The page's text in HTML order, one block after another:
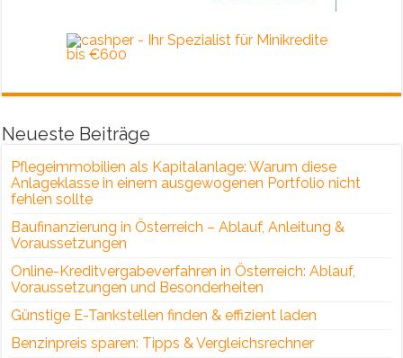
Neueste Beiträge
Pflegeimmobilien als Kapitalanlage: Warum diese
Anlageklasse in einem ausgewogenen Portfolio nicht
fehlen sollte
Baufinanzierung in Österreich – Ablauf, Anleitung &
Voraussetzungen
Online-Kreditvergabeverfahren in Österreich: Ablauf,
Voraussetzungen und Besonderheiten
Günstige E-Tankstellen finden & effizient laden
Benzinpreis sparen: Tipps & Vergleichsrechner